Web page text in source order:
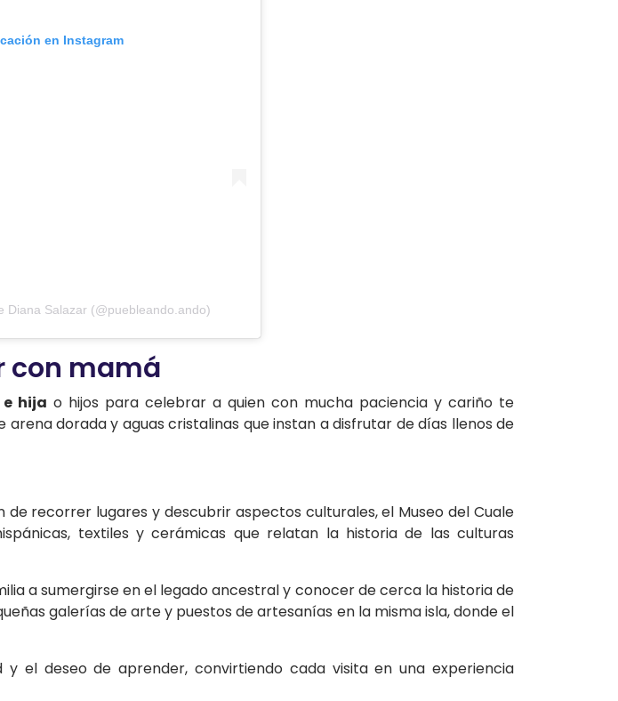
en Instagram
Diana Salazar (@puebleando.ando)
con mamá
hija o hijos para celebrar a quien con mucha paciencia y cariño te
dorada y aguas cristalinas que instan a disfrutar de días llenos de
recorrer lugares y descubrir aspectos culturales, el Museo del Cuale
textiles y cerámicas que relatan la historia de las culturas
a sumergirse en el legado ancestral y conocer de cerca la historia de
galerías de arte y puestos de artesanías en la misma isla, donde el
y el deseo de aprender, convirtiendo cada visita en una experiencia